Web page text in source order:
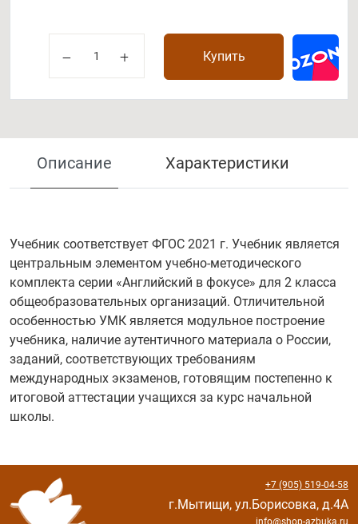
Купить
Описание Характеристики
Учебник соответствует ФГОС 2021 г. Учебник является
центральным элементом учебно-методического
комплекта серии «Английский в фокусе» для 2 класса
общеобразовательных организаций. Отличительной
особенностью УМК является модульное построение
учебника, наличие аутентичного материала о России,
заданий, соответствующих требованиям
международных экзаменов, готовящим постепенно к
итоговой аттестации учащихся за курс начальной
школы.
+7 (905) 519-04-58
г.Мытищи, ул.Борисовка, д.4А